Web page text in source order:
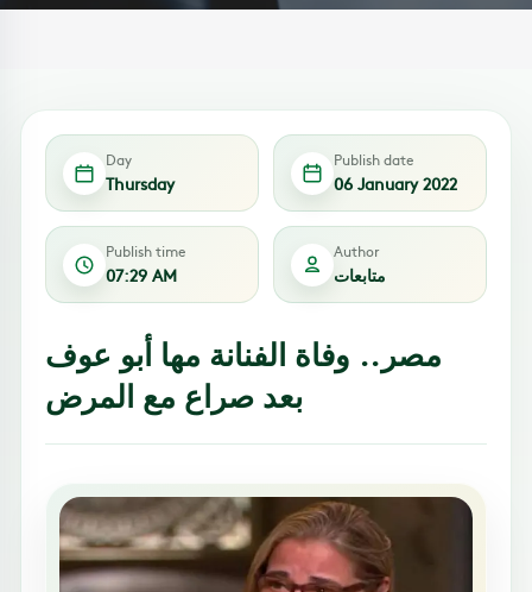
Day
Thursday
Publish date
06 January 2022
Publish time
07:29 AM
Author
متابعات
مصر.. وفاة الفنانة مها أبو عوف
بعد صراع مع المرض